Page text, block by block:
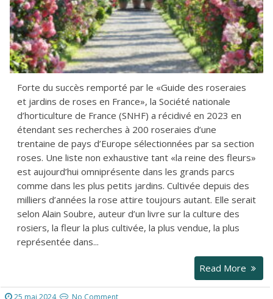
Forte du succès remporté par le «Guide des roseraies
et jardins de roses en France», la Société nationale
d’horticulture de France (SNHF) a récidivé en 2023 en
étendant ses recherches à 200 roseraies d’une
trentaine de pays d’Europe sélectionnées par sa section
roses. Une liste non exhaustive tant «la reine des fleurs»
est aujourd’hui omniprésente dans les grands parcs
comme dans les plus petits jardins. Cultivée depuis des
milliers d’années la rose attire toujours autant. Elle serait
selon Alain Soubre, auteur d’un livre sur la culture des
rosiers, la fleur la plus cultivée, la plus vendue, la plus
représentée dans...
Read More
25 mai 2024 No Comment